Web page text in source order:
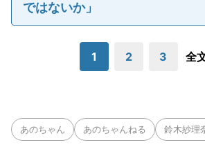
ではないか」
1 2 3 全
あのちゃん あのちゃんねる 鈴木紗理